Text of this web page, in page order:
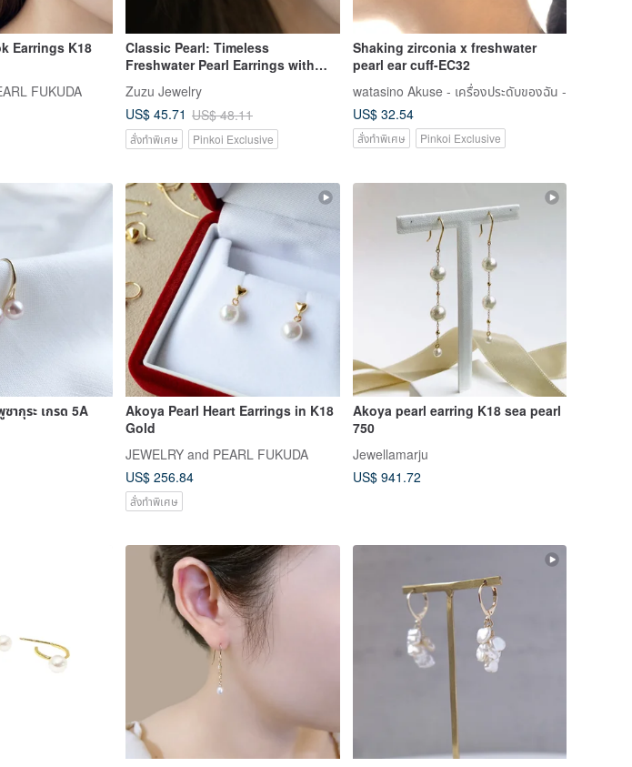
Earrings K18
FUKUDA
Classic Pearl: Timeless
Freshwater Pearl Earrings with
Zuzu Jewelry
US$ 45.71 US$ 48.11
สั่งทำพิเศษ Pinkoi Exclusive
Shaking zirconia x freshwater
pearl ear cuff-EC32
watasino Akuse - เครื่องประดับของฉัน -
US$ 32.54
สั่งทำพิเศษ Pinkoi Exclusive
ากุระ เกรด 5A
Akoya Pearl Heart Earrings in K18
Gold
JEWELRY and PEARL FUKUDA
US$ 256.84
สั่งทำพิเศษ
Akoya pearl earring K18 sea pearl
750
Jewellamarju
US$ 941.72